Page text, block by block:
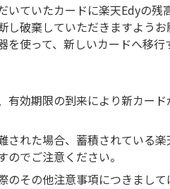
いていたカードに楽天Edyの
し破棄していただきますようお
を使って、新しいカードへ移行
有効期限の到来により新カー
された場合、蓄積されている
のでご注意ください。
のその他注意事項につきまして